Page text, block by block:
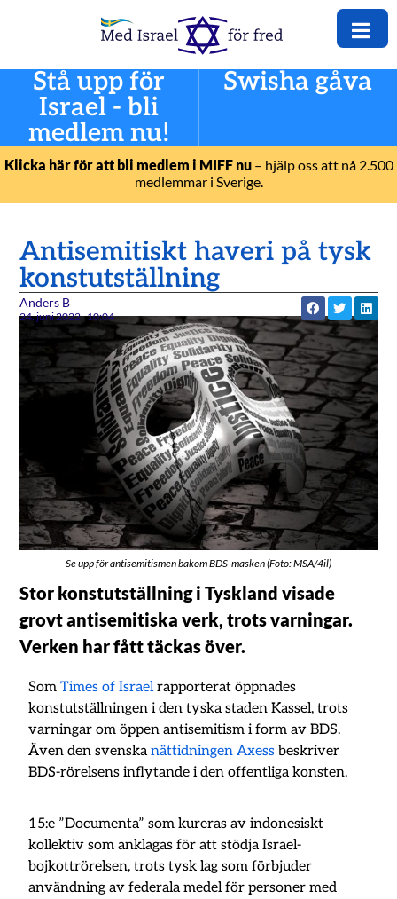
Stå upp för
Israel - bli
medlem nu!
Swisha gåva
Klicka här för att bli medlem i MIFF nu– hjälp oss att nå 2.500
medlemmar i Sverige.
Antisemitiskt haveri på tysk
konstutställning
Anders B
24. juni 2022 10:04
Se upp för antisemitismen bakom BDS-masken (Foto: MSA/4il)
Stor konstutställning i Tyskland visade
grovt antisemitiska verk, trots varningar.
Verken har fått täckas över.
SomTimes of Israelrapporterat öppnades
konstutställningen i den tyska staden Kassel, trots
varningar om öppen antisemitism i form av BDS.
Även den svenskanättidningen Axess beskriver
BDS-rörelsens inflytande i den offentliga konsten.
15:e ”Documenta” som kureras av indonesiskt
kollektiv som anklagas för att stödja Israel-
bojkottrörelsen, trots tysk lag som förbjuder
användning av federala medel för personer med